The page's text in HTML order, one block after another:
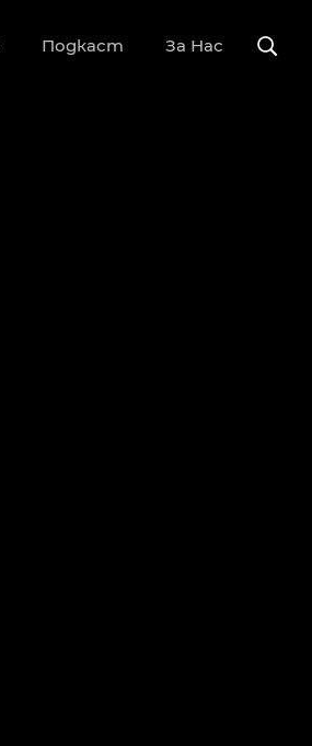
Подкаст За Нас